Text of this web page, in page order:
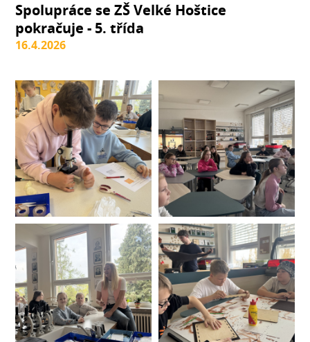
Spolupráce se ZŠ Velké Hoštice
pokračuje - 5. třída
16.4.2026